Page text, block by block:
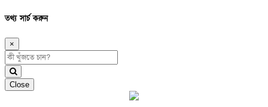
তথ্য সার্চ করুন
×
Close